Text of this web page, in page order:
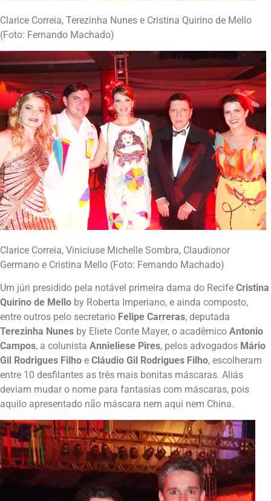
Clarice Correia, Terezinha Nunes e Cristina Quirino de Mello
(Foto: Fernando Machado)
Clarice Correia, Viniciuse Michelle Sombra, Claudionor
Germano e Cristina Mello (Foto: Fernando Machado)
Um júri presidido pela notável primeira dama do Recife Cristina
Quirino de Mello by Roberta Imperiano, e ainda composto,
entre outros pelo secretario Felipe Carreras, deputada
Terezinha Nunes by Eliete Conte Mayer, o acadêmico Antonio
Campos, a colunista Annieliese Pires, pelos advogados Mário
Gil Rodrigues Filho e Cláudio Gil Rodrigues Filho, escolheram
entre 10 desfilantes as três mais bonitas máscaras. Aliás
deviam mudar o nome para fantasias com máscaras, pois
aquilo apresentado não máscara nem aqui nem China.